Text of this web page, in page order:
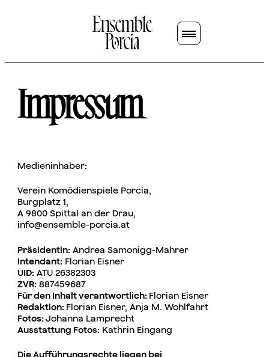
Impressum
Medieninhaber:
Verein Komödienspiele Porcia,
Burgplatz 1,
A 9800 Spittal an der Drau,
info@ensemble-porcia.at
Präsidentin:Andrea Samonigg-Mahrer
Intendant:Florian Eisner
UID:ATU 26382303
ZVR:887459687
Für den Inhalt verantwortlich: Florian Eisner
Redaktion: Florian Eisner, Anja M. Wohlfahrt
Fotos:Johanna Lamprecht
Ausstattung Fotos:Kathrin Eingang
Die Aufführungsrechte liegen bei